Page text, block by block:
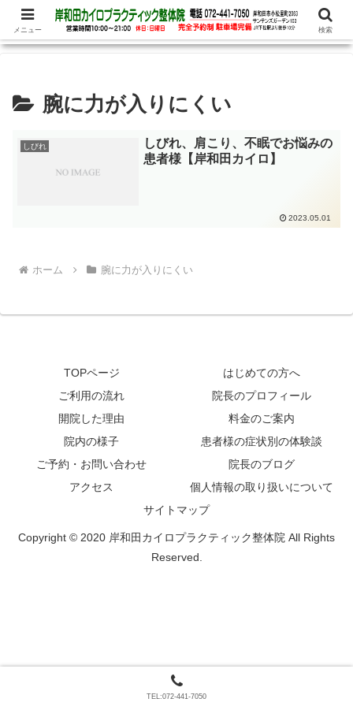
腰痛、めまい、頭痛の他、パニック障害、不安・恐怖症など心理的な症状もお
任せ下さい
腕に力が入りにくい
しびれ
しびれ、肩こり、不眠でお悩みの
患者様【岸和田カイロ】
2023.05.01
ホーム 腕に力が入りにくい
TOPページ
はじめての方へ
ご利用の流れ
院長のプロフィール
開院した理由
料金のご案内
院内の様子
患者様の症状別の体験談
ご予約・お問い合わせ
院長のブログ
アクセス
個人情報の取り扱いについて
サイトマップ
Copyright © 2020 岸和田カイロプラクティック整体院 All Rights
Reserved.
メニュー 検索
TEL:072-441-7050